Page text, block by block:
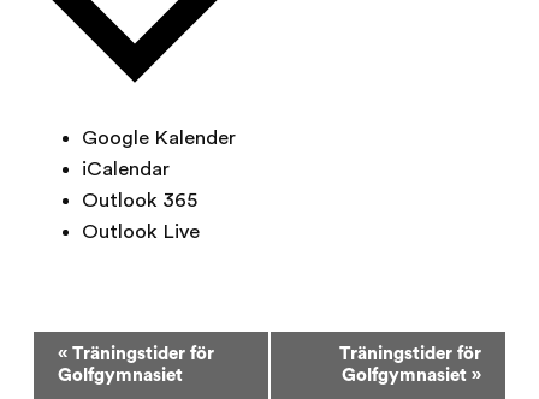
Google Kalender
iCalendar
Outlook 365
Outlook Live
Evenemang-
navigering
« Träningstider för
Golfgymnasiet
Träningstider för
Golfgymnasiet »